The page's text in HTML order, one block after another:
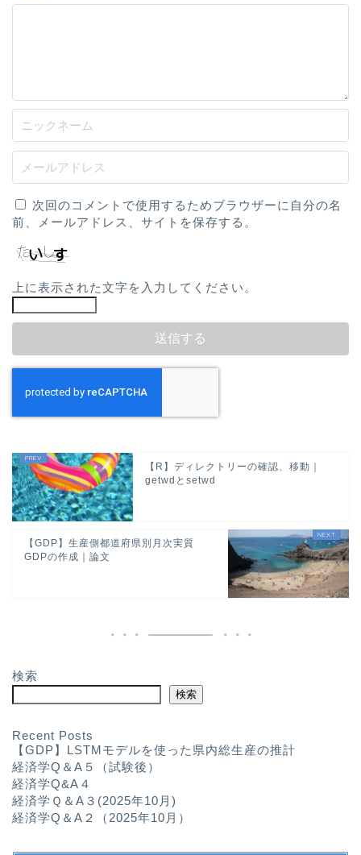
次回のコメントで使用するためブラウザーに自分の名
前、メールアドレス、サイトを保存する。
上に表示された文字を入力してください。
【R】ディレクトリーの確認、移動｜
getwdとsetwd
【GDP】生産側都道府県別月次実質
GDPの作成｜論文
検索
検索
Recent Posts
【GDP】LSTMモデルを使った県内総生産の推計
経済学Q＆A５（試験後）
経済学Q&A４
経済学Ｑ＆A３(2025年10月)
経済学Q＆A２（2025年10月）